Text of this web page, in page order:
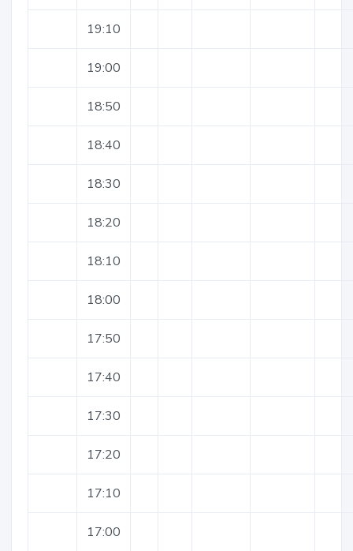
19:10
19:00
18:50
18:40
18:30
18:20
18:10
18:00
17:50
17:40
17:30
17:20
17:10
17:00